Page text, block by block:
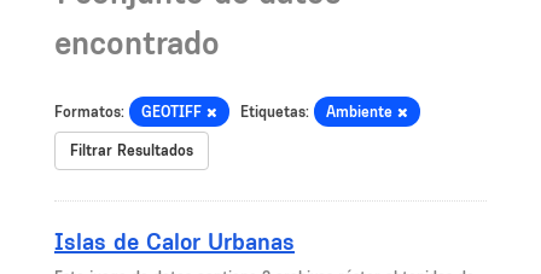
encontrado
Formatos: GEOTIFF Etiquetas: Ambiente
Filtrar Resultados
Islas de Calor Urbanas